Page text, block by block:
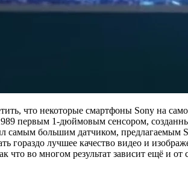
что некоторые смартфоны Sony на
первым 1-дюймовым сенсором,
самым большим датчиком, предлагаемым
гораздо лучшее качество видео и
что во многом результат зависит ещё и от